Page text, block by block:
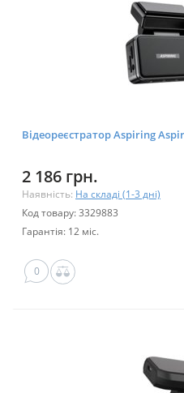
Відеореєстратор Aspiring
2 186 грн.
Наявність: На складі (1-3 дні)
Код товару: 3329883
Гарантія: 12 міс.
0